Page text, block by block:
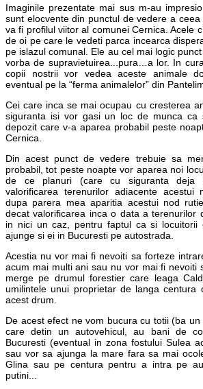
Imaginile prezentate mai sus m-au
sunt elocvente din punctul de vedere a
va fi profilul viitor al comunei Cernica. Acele
de oi pe care le vedeti parca incearca
pe islazul comunal. Ele au cel mai logic
vorba de supravietuirea...pura…a lor. In
copii nostrii vor vedea aceste animale
eventual pe la “ferma animalelor” din
Cei care inca se mai ocupau cu cresterea
siguranta isi vor gasi un loc de munca ca
depozit care v-a aparea probabil peste
Cernica.
Din acest punct de vedere trebuie sa
probabil, tot peste noapte vor aparea noi
de ce planuri (care cu siguranta deja
valorificarea terenurilor adiacente acestui
dupa parera mea aparitia acestui nod
decat valorificarea inca o data a terenurilor
in nici un caz, pentru faptul ca si locuitorii
ajunge si ei in Bucuresti pe autostrada.
Acestia nu vor mai fi nevoiti sa forteze
acum mai multi ani sau nu vor mai fi nevoiti
merge pe drumul forestier care leaga
umilintele unui proprietar de langa centura
acest drum.
De acest efect ne vom bucura cu totii (ba
care detin un autovehicul, au bani de
Bucuresti (eventual in zona fostului Sulea
sau vor sa ajunga la mare fara sa mai
Glina sau pe centura pentru a intra pe
putini...